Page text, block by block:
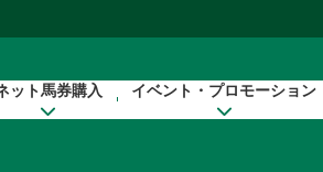
ット馬券購入 イベント・プロモーション